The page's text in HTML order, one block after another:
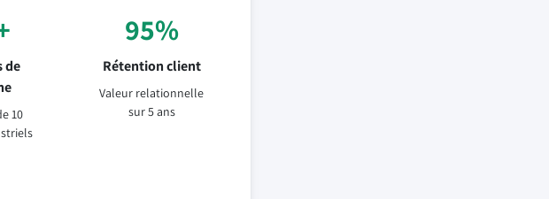
de
10
95%
Rétention client
Valeur relationnelle
sur 5 ans